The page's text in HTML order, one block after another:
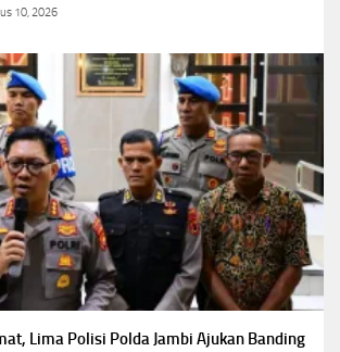
10, 2026
Lima Polisi Polda Jambi Ajukan Banding